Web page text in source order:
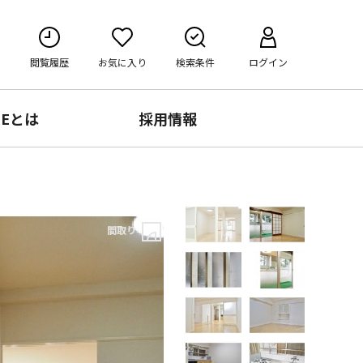
閲覧履歴 お気に入り 検索条件 ログイン
とは 採用情報
間取り